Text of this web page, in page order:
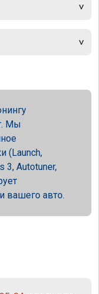
Мы
(Launch,
3, Autotuner,
вашего авто.